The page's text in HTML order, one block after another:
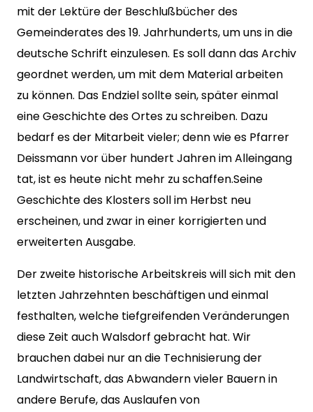
mit der Lektüre der Beschlußbücher des
Gemeinderates des 19. Jahrhunderts, um uns in die
deutsche Schrift einzulesen. Es soll dann das Archiv
geordnet werden, um mit dem Material arbeiten
zu können. Das Endziel sollte sein, später einmal
eine Geschichte des Ortes zu schreiben. Dazu
bedarf es der Mitarbeit vieler; denn wie es Pfarrer
Deissmann vor über hundert Jahren im Alleingang
tat, ist es heute nicht mehr zu schaffen.Seine
Geschichte des Klosters soll im Herbst neu
erscheinen, und zwar in einer korrigierten und
erweiterten Ausgabe.
Der zweite historische Arbeitskreis will sich mit den
letzten Jahrzehnten beschäftigen und einmal
festhalten, welche tiefgreifenden Veränderungen
diese Zeit auch Walsdorf gebracht hat. Wir
brauchen dabei nur an die Technisierung der
Landwirtschaft, das Abwandern vieler Bauern in
andere Berufe, das Auslaufen von